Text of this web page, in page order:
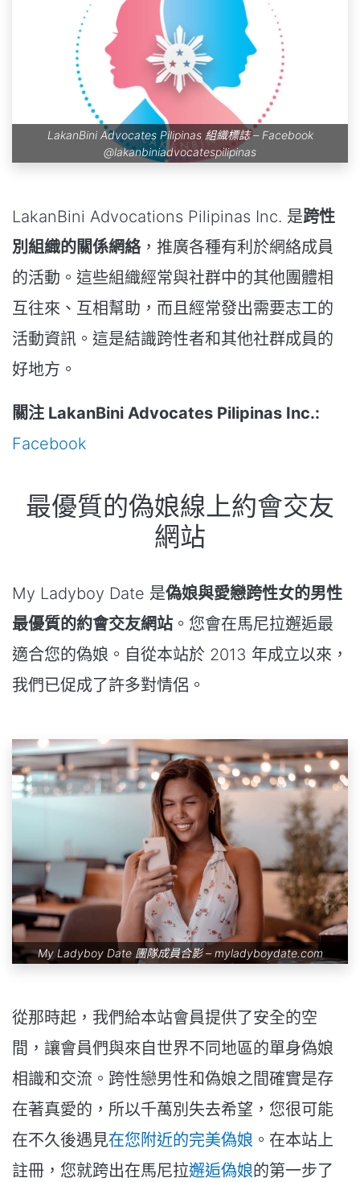
LakanBini Advocates Pilipinas 組織標誌 – Facebook
@lakanbiniadvocatespilipinas
LakanBini Advocations Pilipinas Inc. 是跨性
別組織的關係網絡，推廣各種有利於網絡成員
的活動。這些組織經常與社群中的其他團體相
互往來、互相幫助，而且經常發出需要志工的
活動資訊。這是結識跨性者和其他社群成員的
好地方。
關注 LakanBini Advocates Pilipinas Inc.:
Facebook
最優質的偽娘線上約會交友
網站
My Ladyboy Date 是偽娘與愛戀跨性女的男性
最優質的約會交友網站 。您會在馬尼拉邂逅最
適合您的偽娘。自從本站於 2013 年成立以來，
我們已促成了許多對情侶。
My Ladyboy Date 團隊成員合影 – myladyboydate.com
從那時起，我們給本站會員提供了安全的空
間，讓會員們與來自世界不同地區的單身偽娘
相識和交流。跨性戀男性和偽娘之間確實是存
在著真愛的，所以千萬別失去希望，您很可能
在不久後遇見在您附近的完美偽娘 。在本站上
註冊，您就跨出在馬尼拉邂逅偽娘的第一步了